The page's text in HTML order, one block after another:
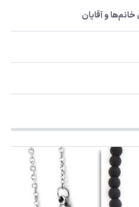
آقایان